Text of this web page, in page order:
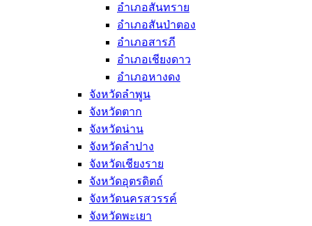
อำเภอสันทราย
อำเภอสันป่าตอง
อำเภอสารภี
อำเภอเชียงดาว
อำเภอหางดง
จังหวัดลำพูน
จังหวัดตาก
จังหวัดน่าน
จังหวัดลำปาง
จังหวัดเชียงราย
จังหวัดอุตรดิตถ์
จังหวัดนครสวรรค์
จังหวัดพะเยา